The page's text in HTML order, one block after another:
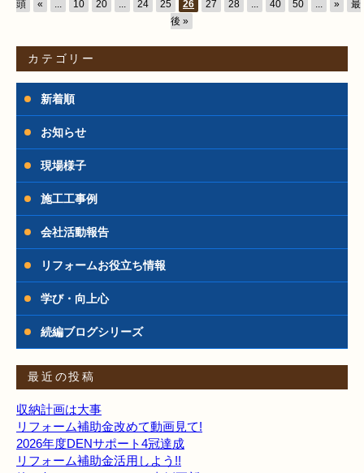
頭
« ... 10 20 ... 24 25 26 27 28 ... 40 50 ... »
最
後 »
カテゴリー
新着順
お知らせ
現場様子
施工工事例
会社活動報告
リフォームお役立ち情報
学び・向上心
続編ブログシリーズ
最近の投稿
収納計画は大事
リフォーム補助金改めて動画見て!
2026年度DENサポート4冠達成
リフォーム補助金活用しよう!!